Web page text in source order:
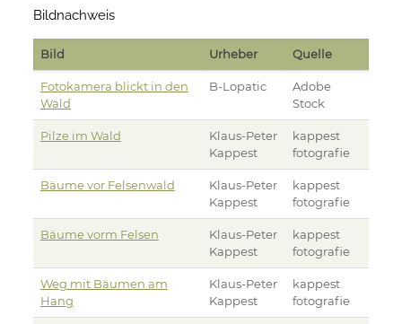
Bildnachweis
Bild Urheber Quelle
Fotokamera blickt in den
Wald
B-Lopatic
Adobe
Stock
Pilze im Wald
Klaus-Peter
Kappest
kappest
fotografie
Bäume vor Felsenwald
Klaus-Peter
Kappest
kappest
fotografie
Bäume vorm Felsen
Klaus-Peter
Kappest
kappest
fotografie
Weg mit Bäumen am
Hang
Klaus-Peter
Kappest
kappest
fotografie